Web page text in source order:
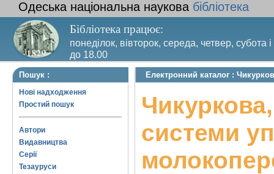
Одеська національна наукова бібліотека
Бібліотека працює:
понеділок, вівторок, середа, четвер, субота
до 18.00
Вихідний день – п’ятниця. Останній четвер
Пошук :
Нові надходження
Простий пошук
Автори
Видавництва
Серії
Тезауруси
Електронний каталог :
системи